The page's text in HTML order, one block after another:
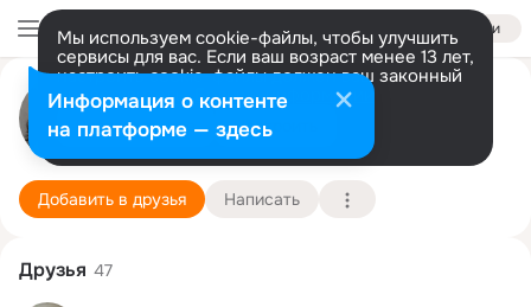
Войти
Мы используем cookie-файлы, чтобы улучшить
сервисы для вас. Если ваш возраст менее 13 лет,
настроить cookie-файлы должен ваш законный
представитель. Больше информации
Разрешить все Настроить
Екатерина Машукова
Москва 10 июня (50 лет)
Добавить в друзья Написать
Друзья 47
Информация о контенте
на платформе — здесь